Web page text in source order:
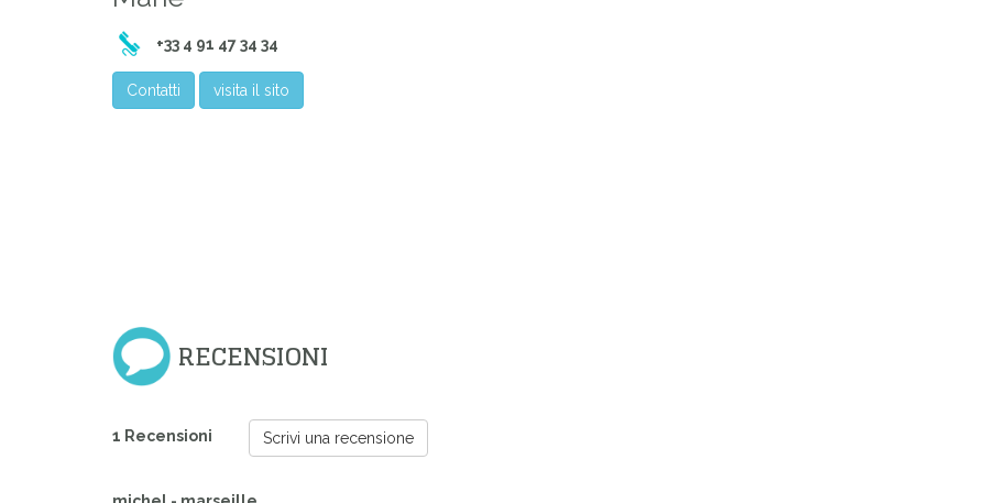
+33 4 91 47 34 34
Contatti visita il sito
RECENSIONI
1 Recensioni Scrivi una recensione